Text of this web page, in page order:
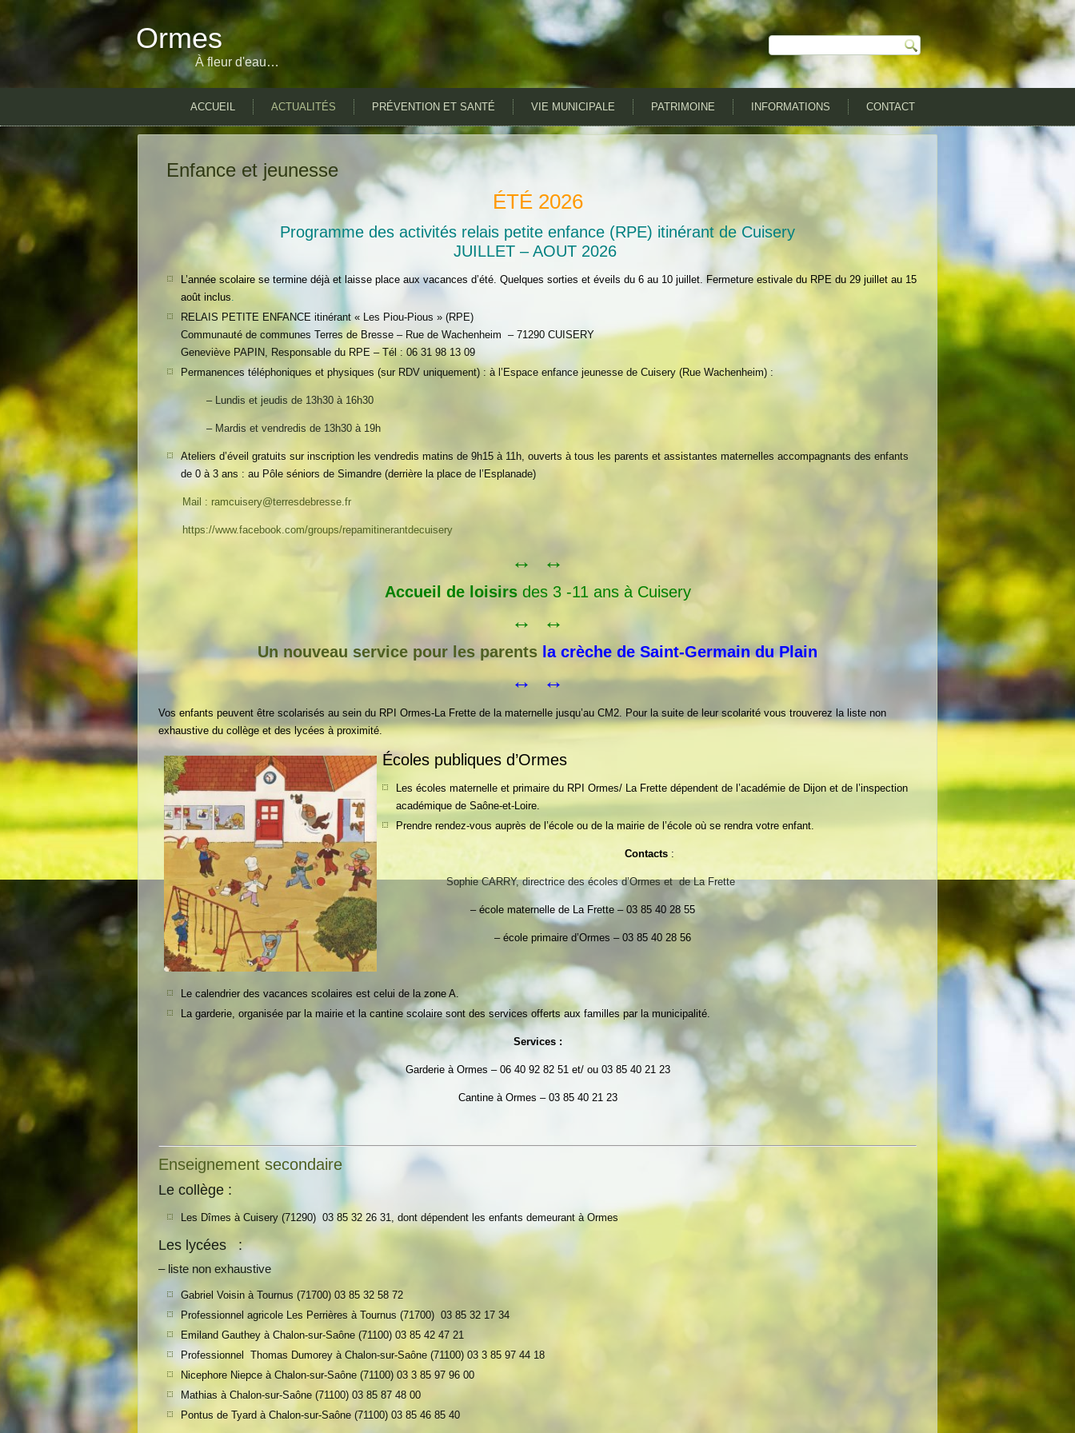
Ormes
À fleur d'eau…
ACCUEIL ACTUALITÉS PRÉVENTION ET SANTÉ VIE MUNICIPALE PATRIMOINE INFORMATIONS CONTACT
Enfance et jeunesse
ÉTÉ 2026
Programme des activités relais petite enfance (RPE) itinérant de Cuisery
JUILLET – AOUT 2026
L’année scolaire se termine déjà et laisse place aux vacances d’été. Quelques sorties et éveils du 6 au 10 juillet. Fermeture estivale du RPE du 29 juillet au 15
août inclus.
RELAIS PETITE ENFANCE itinérant « Les Piou-Pious » (RPE)
Communauté de communes Terres de Bresse – Rue de Wachenheim – 71290 CUISERY
Geneviève PAPIN, Responsable du RPE – Tél : 06 31 98 13 09
Permanences téléphoniques et physiques (sur RDV uniquement) : à l’Espace enfance jeunesse de Cuisery (Rue Wachenheim) :
– Lundis et jeudis de 13h30 à 16h30
– Mardis et vendredis de 13h30 à 19h
Ateliers d’éveil gratuits sur inscription les vendredis matins de 9h15 à 11h, ouverts à tous les parents et assistantes maternelles accompagnants des enfants
de 0 à 3 ans : au Pôle séniors de Simandre (derrière la place de l’Esplanade)
Mail : ramcuisery@terresdebresse.fr
https://www.facebook.com/groups/repamitinerantdecuisery
↔ ↔
Accueil de loisirs des 3 -11 ans à Cuisery
↔ ↔
Un nouveau service pour les parents la crèche de Saint-Germain du Plain
↔ ↔
Vos enfants peuvent être scolarisés au sein du RPI Ormes-La Frette de la maternelle jusqu’au CM2. Pour la suite de leur scolarité vous trouverez la liste non
exhaustive du collège et des lycées à proximité.
Écoles publiques d’Ormes
Les écoles maternelle et primaire du RPI Ormes/ La Frette dépendent de l’académie de Dijon et de l’inspection
académique de Saône-et-Loire.
Prendre rendez-vous auprès de l’école ou de la mairie de l’école où se rendra votre enfant.
Contacts :
Sophie CARRY, directrice des écoles d’Ormes et de La Frette
– école maternelle de La Frette – 03 85 40 28 55
– école primaire d’Ormes – 03 85 40 28 56
Le calendrier des vacances scolaires est celui de la zone A.
La garderie, organisée par la mairie et la cantine scolaire sont des services offerts aux familles par la municipalité.
Services :
Garderie à Ormes – 06 40 92 82 51 et/ ou 03 85 40 21 23
Cantine à Ormes – 03 85 40 21 23
Enseignement secondaire
Le collège :
Les Dîmes à Cuisery (71290) 03 85 32 26 31, dont dépendent les enfants demeurant à Ormes
Les lycées :
– liste non exhaustive
Gabriel Voisin à Tournus (71700) 03 85 32 58 72
Professionnel agricole Les Perrières à Tournus (71700) 03 85 32 17 34
Emiland Gauthey à Chalon-sur-Saône (71100) 03 85 42 47 21
Professionnel Thomas Dumorey à Chalon-sur-Saône (71100) 03 3 85 97 44 18
Nicephore Niepce à Chalon-sur-Saône (71100) 03 3 85 97 96 00
Mathias à Chalon-sur-Saône (71100) 03 85 87 48 00
Pontus de Tyard à Chalon-sur-Saône (71100) 03 85 46 85 40